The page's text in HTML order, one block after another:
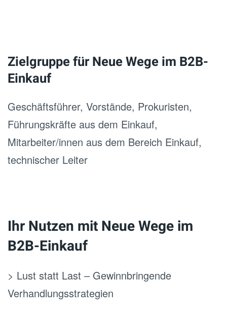
Zielgruppe für Neue Wege im B2B-
Einkauf
Geschäftsführer, Vorstände, Prokuristen,
Führungskräfte aus dem Einkauf,
Mitarbeiter/innen aus dem Bereich Einkauf,
technischer Leiter
Ihr Nutzen mit Neue Wege im
B2B-Einkauf
> Lust statt Last – Gewinnbringende
Verhandlungsstrategien